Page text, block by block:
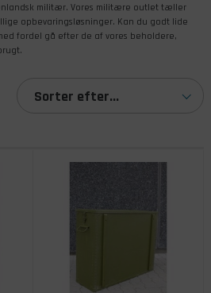
militær. Vores militære outlet tæller
opbevaringsløsninger. Kan du godt lide
fordel gå efter de af vores beholdere,
Sorter efter...